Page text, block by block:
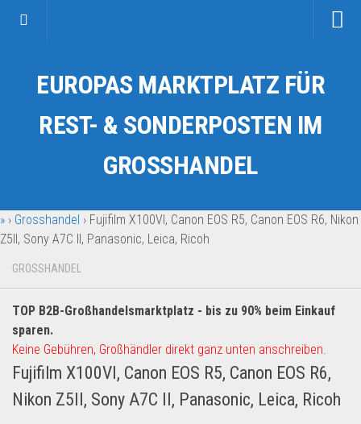
Kategorien
Auto & Motorrad
Fahrzeuge & Transport
Garten & Werkzeug
Geschäft, Büro & Schreibwaren
Geschenkartikel
Handy und Smartphone
Kosmetik & Pflege
Lebensmittel & Getränke
Multimedia & Elektro
EUROPAS MARKTPLATZ FÜR
REST- & SONDERPOSTEN IM
GROSSHANDEL
» › Grosshandel › Fujifilm X100VI, Canon EOS R5, Canon EOS R6, Nikon
Z5II, Sony A7C II, Panasonic, Leica, Ricoh
GROSSHANDEL
TOP B2B-Großhandelsmarktplatz - bis zu 90% beim Einkauf
sparen.
Keine Gebühren, Großhändler direkt ganz unten anschreiben.
Fujifilm X100VI, Canon EOS R5, Canon EOS R6,
Nikon Z5II, Sony A7C II, Panasonic, Leica, Ricoh